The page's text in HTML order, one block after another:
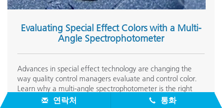
Evaluating Special Effect Colors with a Multi-
Angle Spectrophotometer
Advances in special effect technology are changing the
way quality control managers evaluate and control color.
Learn why a multi-angle spectrophotometer is the right
tool for the job.
연락처 통화